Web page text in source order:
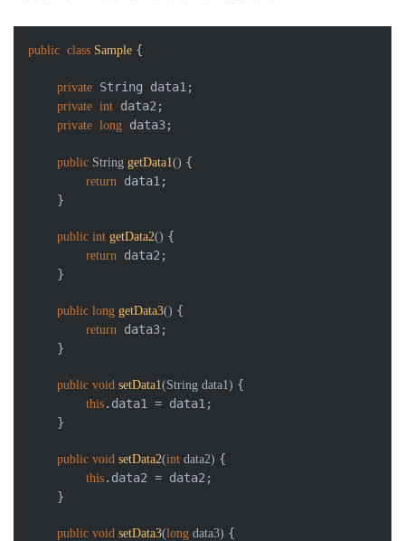
public class Sample {
private String data1;
private int data2;
private long data3;
public String getData1() {
return data1;
    }
public int getData2() {
return data2;
    }
public long getData3() {
return data3;
    }
public void setData1(String data1) {
this .data1 = data1;
    }
public void setData2(int data2) {
this .data2 = data2;
    }
public void setData3(long data3) {